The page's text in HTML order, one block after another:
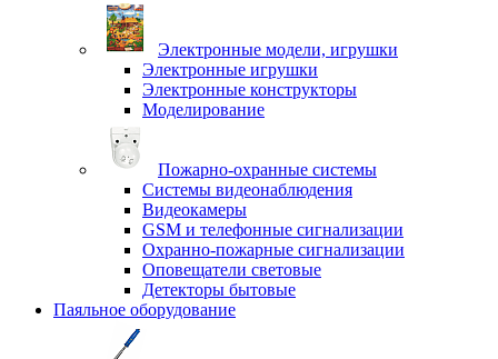
Электронные модели, игрушки
Электронные игрушки
Электронные конструкторы
Моделирование
Пожарно-охранные системы
Системы видеонаблюдения
Видеокамеры
GSM и телефонные сигнализации
Охранно-пожарные сигнализации
Оповещатели световые
Детекторы бытовые
Паяльное оборудование